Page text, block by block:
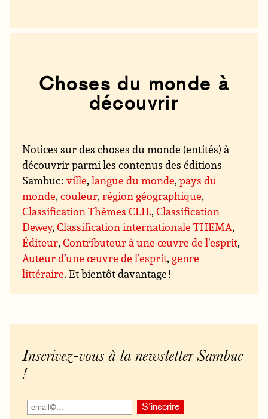
Choses du monde à
découvrir
Notices sur des choses du monde (entités) à
découvrir parmi les contenus des éditions
Sambuc :ville,langue du monde,pays du
monde,couleur,région géographique,
Classification Thèmes CLIL,Classification
Dewey,Classification internationale THEMA,
Éditeur,Contributeur à une œuvre de l’esprit,
Auteur d’une œuvre de l’esprit, genre
littéraire. Et bientôt davantage !
Inscrivez-vous à la newsletter Sambuc
!